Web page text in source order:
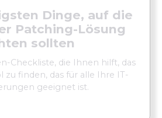
Dinge, auf die
Patching-Lösung
sollten
Checkliste, die Ihnen hilft, das
zu finden, das für alle Ihre IT-
geeignet ist.